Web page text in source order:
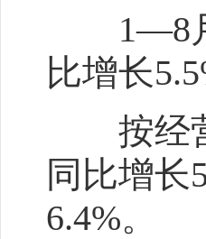
1—8月
比增长
按经营
同比增长
6.4%。